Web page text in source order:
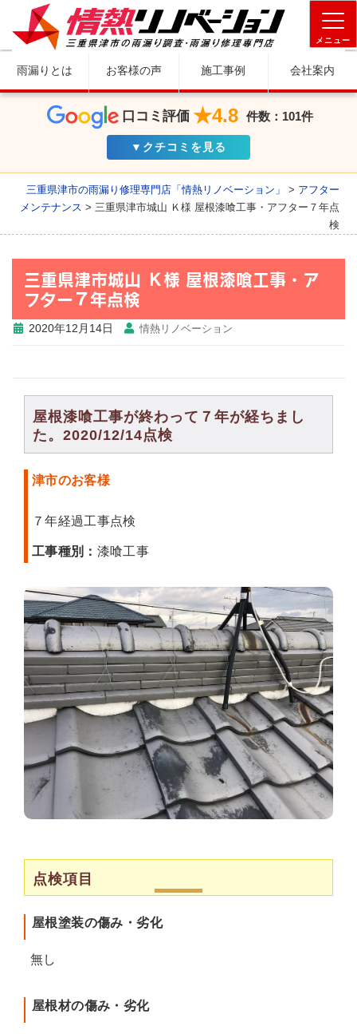
メニュー
雨漏りとは お客様の声 施工事例 会社案内
口コミ評価 ★4.8 件数：101件
▼クチコミを見る
三重県津市の雨漏り修理専門店「情熱リノベーション」 > アフター
メンテナンス > 三重県津市城山 Ｋ様 屋根漆喰工事・アフター７年点
検
三重県津市城山 Ｋ様 屋根漆喰工事・ア
フター７年点検
2020年12月14日 情熱リノベーション
屋根漆喰工事が終わって７年が経ちまし
た。2020/12/14点検
津市のお客様
７年経過工事点検
工事種別： 漆喰工事
点検項目
屋根塗装の傷み・劣化
無し
屋根材の傷み・劣化